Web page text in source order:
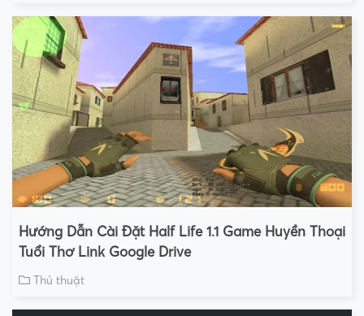
Hướng Dẫn Cài Đặt Half Life 1.1 Game Huyền Thoại
Tuổi Thơ Link Google Drive
Thủ thuật